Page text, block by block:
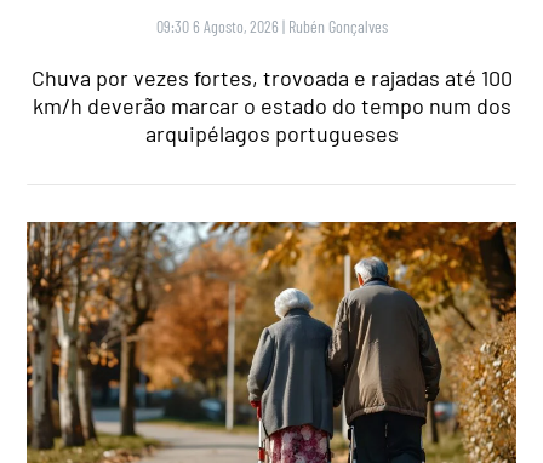
09:30 6 Agosto, 2026 | Rubén Gonçalves
Chuva por vezes fortes, trovoada e rajadas até 100
km/h deverão marcar o estado do tempo num dos
arquipélagos portugueses